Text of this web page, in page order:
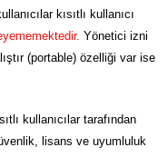
kısıtlı kullanıcı
Yönetici izni
(portable) özelliği var ise
kullanıcılar tarafından
lisans ve uyumluluk